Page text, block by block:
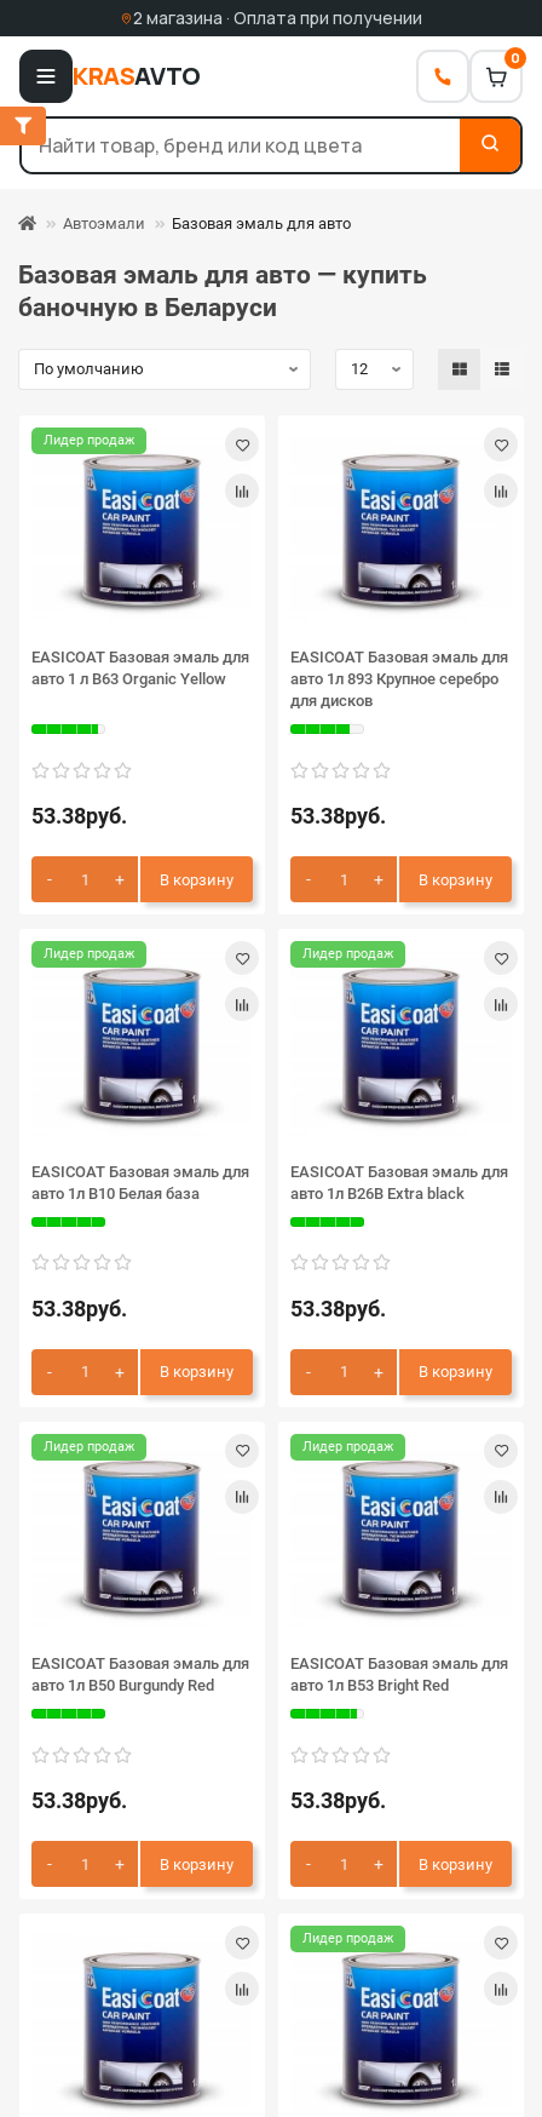
2 магазина · Оплата при получении
KRASAVTO
0
Автоэмали Базовая эмаль для авто
Базовая эмаль для авто — купить
баночную в Беларуси
Лидер продаж
EASICOAT Базовая эмаль для
авто 1 л B63 Organic Yellow
53.38руб.
В корзину
EASICOAT Базовая эмаль для
авто 1л 893 Крупное серебро
для дисков
53.38руб.
В корзину
Лидер продаж
EASICOAT Базовая эмаль для
авто 1л B10 Белая база
53.38руб.
В корзину
Лидер продаж
EASICOAT Базовая эмаль для
авто 1л B26B Extra black
53.38руб.
В корзину
Лидер продаж
EASICOAT Базовая эмаль для
авто 1л B50 Burgundy Red
53.38руб.
В корзину
Лидер продаж
EASICOAT Базовая эмаль для
авто 1л B53 Bright Red
53.38руб.
В корзину
Лидер продаж